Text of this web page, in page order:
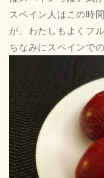
スペイン人はこの時
が、わたしもよくフ
ちなみにスペインで